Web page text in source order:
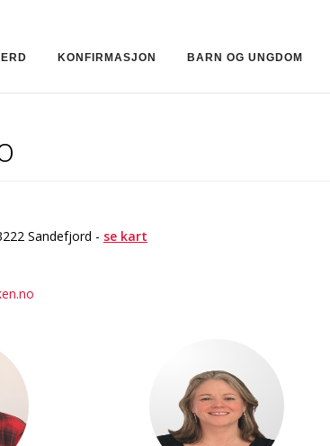
KONFIRMASJON BARN OG UNGDOM
Sandefjord - se kart